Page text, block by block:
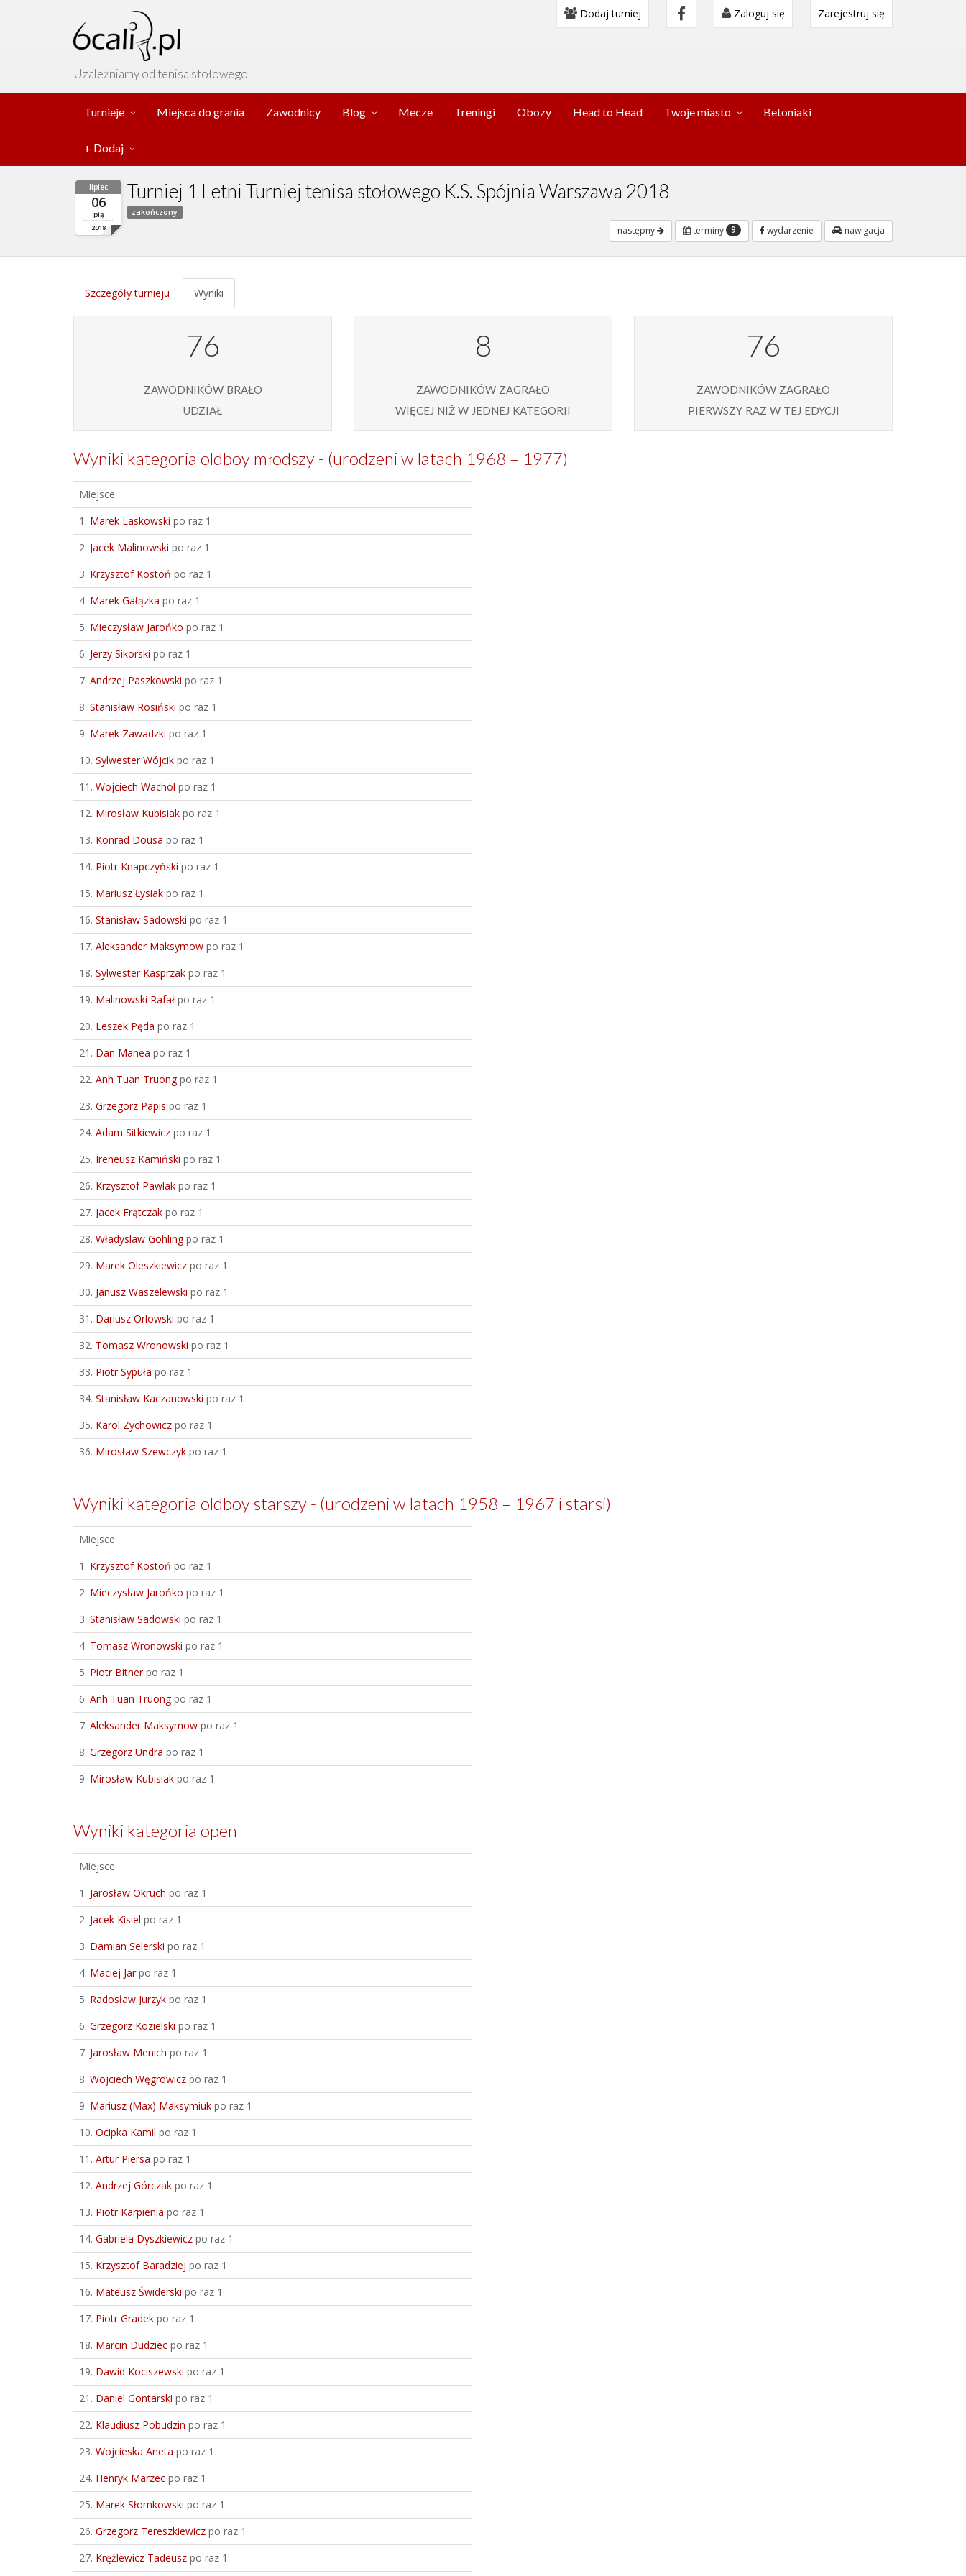
Uzależniamy od tenisa stołowego
Dodaj turniej Zaloguj się Zarejestruj się
Turnieje Miejsca do grania Zawodnicy Blog Mecze Treningi Obozy Head to Head Twoje miasto Betoniaki
+ Dodaj
lipiec
06
pią
2018
Turniej 1 Letni Turniej tenisa stołowego K.S. Spójnia Warszawa 2018
zakończony
następny terminy 9 wydarzenie nawigacja
Szczegóły turnieju Wyniki
76
zawodników brało
udział
8
zawodników zagrało
więcej niż w jednej kategorii
76
zawodników zagrało
pierwszy raz w tej edycji
Wyniki kategoria oldboy młodszy - (urodzeni w latach 1968 – 1977)
Miejsce
1. Marek Laskowski po raz 1
2. Jacek Malinowski po raz 1
3. Krzysztof Kostoń po raz 1
4. Marek Gałązka po raz 1
5. Mieczysław Jarońko po raz 1
6. Jerzy Sikorski po raz 1
7. Andrzej Paszkowski po raz 1
8. Stanisław Rosiński po raz 1
9. Marek Zawadzki po raz 1
10. Sylwester Wójcik po raz 1
11. Wojciech Wachol po raz 1
12. Mirosław Kubisiak po raz 1
13. Konrad Dousa po raz 1
14. Piotr Knapczyński po raz 1
15. Mariusz Łysiak po raz 1
16. Stanisław Sadowski po raz 1
17. Aleksander Maksymow po raz 1
18. Sylwester Kasprzak po raz 1
19. Malinowski Rafał po raz 1
20. Leszek Pęda po raz 1
21. Dan Manea po raz 1
22. Anh Tuan Truongpo raz 1
23. Grzegorz Papis po raz 1
24. Adam Sitkiewicz po raz 1
25. Ireneusz Kamiński po raz 1
26. Krzysztof Pawlak po raz 1
27. Jacek Frątczak po raz 1
28. Władyslaw Gohlingpo raz 1
29. Marek Oleszkiewicz po raz 1
30. Janusz Waszelewski po raz 1
31. Dariusz Orlowski po raz 1
32. Tomasz Wronowski po raz 1
33. Piotr Sypuła po raz 1
34. Stanisław Kaczanowski po raz 1
35. Karol Zychowicz po raz 1
36. Mirosław Szewczyk po raz 1
Wyniki kategoria oldboy starszy - (urodzeni w latach 1958 – 1967 i starsi)
Miejsce
1. Krzysztof Kostoń po raz 1
2. Mieczysław Jarońko po raz 1
3. Stanisław Sadowski po raz 1
4. Tomasz Wronowski po raz 1
5. Piotr Bitnerpo raz 1
6. Anh Tuan Truongpo raz 1
7. Aleksander Maksymow po raz 1
8. Grzegorz Undra po raz 1
9. Mirosław Kubisiak po raz 1
Wyniki kategoria open
Miejsce
1. Jarosław Okruch po raz 1
2. Jacek Kisiel po raz 1
3. Damian Selerski po raz 1
4. Maciej Jarpo raz 1
5. Radosław Jurzyk po raz 1
6. Grzegorz Kozielski po raz 1
7. Jarosław Menich po raz 1
8. Wojciech Węgrowicz po raz 1
9. Mariusz (Max) Maksymiuk po raz 1
10. Ocipka Kamil po raz 1
11. Artur Piersa po raz 1
12. Andrzej Górczak po raz 1
13. Piotr Karpienia po raz 1
14. Gabriela Dyszkiewicz po raz 1
15. Krzysztof Baradziej po raz 1
16. Mateusz Świderski po raz 1
17. Piotr Gradek po raz 1
18. Marcin Dudziec po raz 1
19. Dawid Kociszewski po raz 1
21. Daniel Gontarski po raz 1
22. Klaudiusz Pobudzin po raz 1
23. Wojcieska Aneta po raz 1
24. Henryk Marzec po raz 1
25. Marek Słomkowski po raz 1
26. Grzegorz Tereszkiewicz po raz 1
27. Kręźlewicz Tadeusz po raz 1